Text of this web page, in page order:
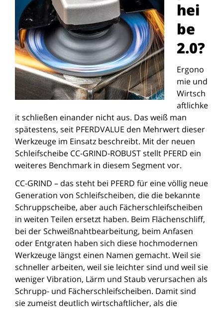
hei
be
2.0?
Ergono
mie und
Wirtsch
aftlichke
it schließen einander nicht aus. Das weiß man
spätestens, seit PFERDVALUE den Mehrwert dieser
Werkzeuge im Einsatz beschreibt. Mit der neuen
Schleifscheibe CC-GRIND-ROBUST stellt PFERD ein
weiteres Benchmark in diesem Segment vor.
CC-GRIND – das steht bei PFERD für eine völlig neue
Generation von Schleifscheiben, die die bekannte
Schruppscheibe, aber auch Fächerschleifscheiben
in weiten Teilen ersetzt haben. Beim Flächenschliff,
bei der Schweißnahtbearbeitung, beim Anfasen
oder Entgraten haben sich diese hochmodernen
Werkzeuge längst einen Namen gemacht. Weil sie
schneller arbeiten, weil sie leichter sind und weil sie
weniger Vibration, Lärm und Staub verursachen als
Schrupp- und Fächerschleifscheiben. Damit sind
sie zumeist deutlich wirtschaftlicher, als die